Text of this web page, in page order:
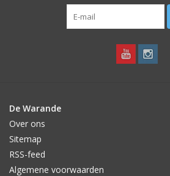
soort komt niet snel op gang. Plant de
humusrijke, luchtige bodem.
jaar nodig om te wortelen maar vanaf
zal (mits ze goed staan) een
ontstaan. De soort is niet geschikt voor
kies dan voor de Anemone blanda.
De Warande
Over ons
Sitemap
RSS-feed
Algemene voorwaarden